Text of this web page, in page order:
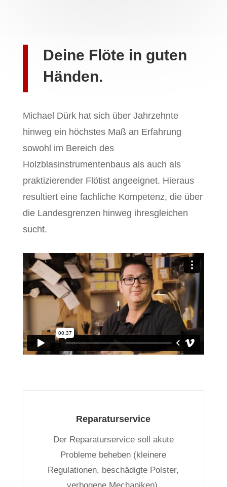
Deine Flöte in guten
Händen.
Michael Dürk hat sich über Jahrzehnte
hinweg ein höchstes Maß an Erfahrung
sowohl im Bereich des
Holzblasinstrumentenbaus als auch als
praktizierender Flötist angeeignet. Hieraus
resultiert eine fachliche Kompetenz, die über
die Landesgrenzen hinweg ihresgleichen
sucht.
Reparaturservice
Der Reparaturservice soll akute
Probleme beheben (kleinere
Regulationen, beschädigte Polster,